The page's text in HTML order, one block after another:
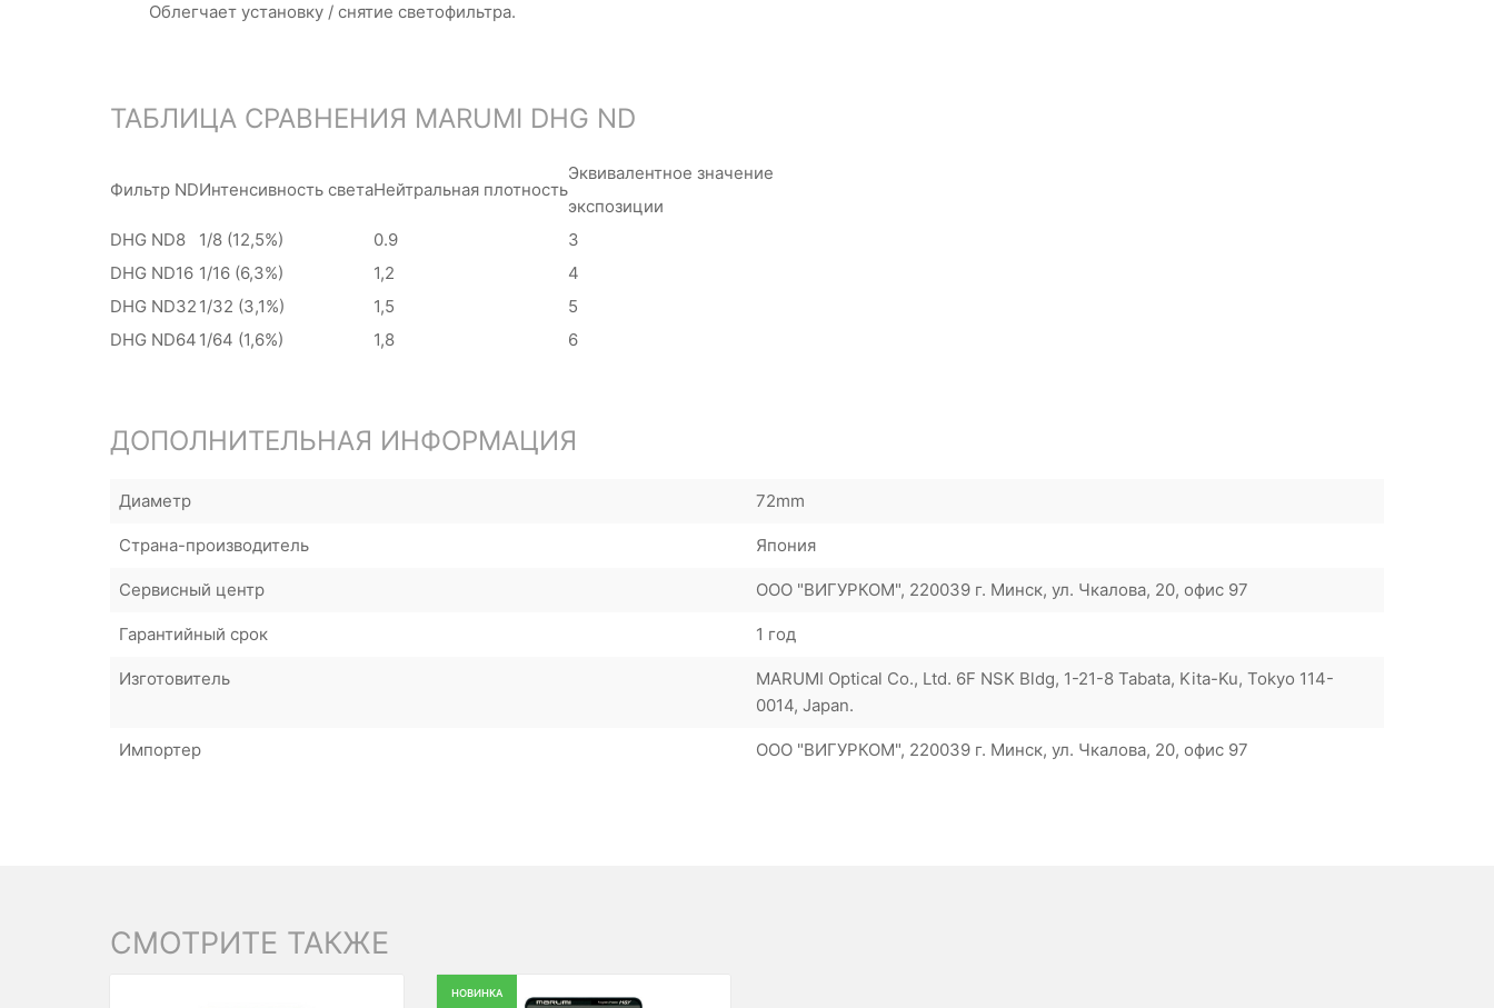
Облегчает установку / снятие светофильтра.
ТАБЛИЦА СРАВНЕНИЯ MARUMI DHG ND
Фильтр NDИнтенсивность светаНейтральная плотность
Эквивалентное значение
экспозиции
DHG ND8
1/8 (12,5%) 0.9
3
DHG ND16 1/16 (6,3%) 1,2
4
DHG ND32 1/32 (3,1%) 1,5
5
DHG ND64 1/64 (1,6%) 1,8 6
ДОПОЛНИТЕЛЬНАЯ ИНФОРМАЦИЯ
Диаметр 72mm
Страна-производитель Япония
Сервисный центр ООО "ВИГУРКОМ", 220039 г. Минск, ул. Чкалова, 20, офис 97
Гарантийный срок 1 год
Изготовитель
MARUMI Optical Co., Ltd. 6F NSK Bldg, 1-21-8 Tabata, Kita-Ku, Tokyo 114-
0014, Japan.
Импортер ООО "ВИГУРКОМ", 220039 г. Минск, ул. Чкалова, 20, офис 97
СМОТРИТЕ ТАКЖЕ
НОВИНКА